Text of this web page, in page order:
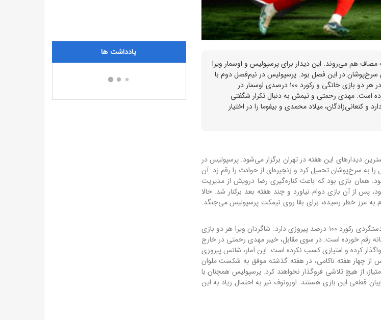
مصاف هم می‌روند. این دیدار برای پرسپولیس و اوسمار ویرا
سرخ‌پوشان در این فصل بود. پرسپولیس در نیم‌فصل دوم با
چهار شکست در شش بازی، عملکرد ضعیفی داشته است. اما نکته امیدوارکننده، پیروزی در هر دو بازی خانگی و رکورد ۱۰۰ درصدی اوسمار در
است. مهدی رحمتی و تیمش به دنبال تکرار شگفتی
میلاد محمدی و بیفوما را در اختیار
دیدارهای این هفته در تهران برگزار می‌شود. پرسپولیس در
به سرخ‌پوشان تحمیل کرد و زنجیره‌ای از حوادث را رقم زد. آن
همان بازی بود که باعث کناره‌گیری رضا درویش از مدیریت
پس از آن بازی دوام نیاورد و چند هفته بعد برکنار شد. حالا
مرز خطر رسیده، برای بقا روی نیمکت پرسپولیس می‌جنگد.
نکته امیدوارکننده برای پرسپولیس، آمار بازی‌های خانگی این تیم است. اوسمار در ورزشگاه دستگردی رکورد ۱۰۰ درصد پیروزی دارد. شاگردان ویرا هر دو بازی
رقم خورده است. در سوی مقابل، خیبر مهدی رحمتی در خارج
کرده و امتیازی کسب نکرده است. این آمار، شانس پیروزی
چهار هفته ناکامی، در هفته گذشته موفق به شکست ملوان
از هیچ تلاشی فروگذار نخواهند کرد. پرسپولیس همچنان با
قطعی این بازی هستند. اورونوف نیز به احتمال زیاد به این
یادداشت ها